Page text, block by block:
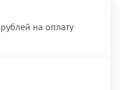
на оплату